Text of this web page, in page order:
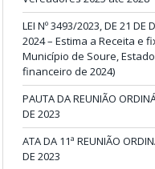
LEI Nº 3493/2023, DE 21 DE
2024 – Estima a Receita e
Município de Soure,
financeiro de 2024)
PAUTA DA REUNIÃO
DE 2023
ATA DA 11ª REUNIÃO
DE 2023